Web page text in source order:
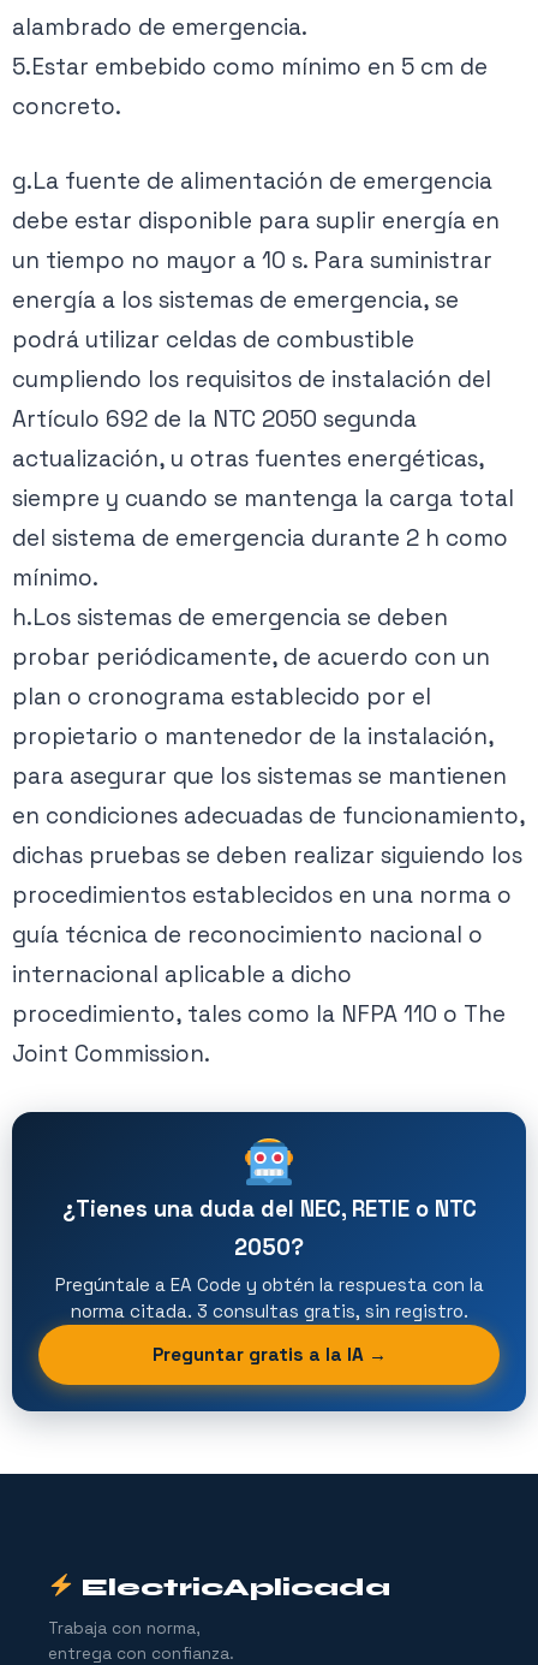
alambrado de emergencia.
5.Estar embebido como mínimo en 5 cm de
concreto.
g.La fuente de alimentación de emergencia
debe estar disponible para suplir energía en
un tiempo no mayor a 10 s. Para suministrar
energía a los sistemas de emergencia, se
podrá utilizar celdas de combustible
cumpliendo los requisitos de instalación del
Artículo 692 de la NTC 2050 segunda
actualización, u otras fuentes energéticas,
siempre y cuando se mantenga la carga total
del sistema de emergencia durante 2 h como
mínimo.
h.Los sistemas de emergencia se deben
probar periódicamente, de acuerdo con un
plan o cronograma establecido por el
propietario o mantenedor de la instalación,
para asegurar que los sistemas se mantienen
en condiciones adecuadas de funcionamiento,
dichas pruebas se deben realizar siguiendo los
procedimientos establecidos en una norma o
guía técnica de reconocimiento nacional o
internacional aplicable a dicho
procedimiento, tales como la NFPA 110 o The
Joint Commission.
¿Tienes una duda del NEC, RETIE o NTC
2050?
Pregúntale a EA Code y obtén la respuesta con la
norma citada. 3 consultas gratis, sin registro.
Preguntar gratis a la IA →
ElectricAplicada
Trabaja con norma,
entrega con confianza.